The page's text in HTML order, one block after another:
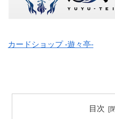
カードショップ -遊々亭-
目次